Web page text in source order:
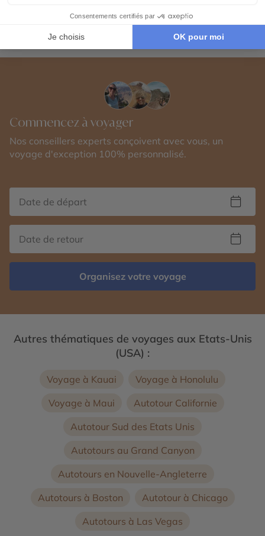
Voir tous nos Voyages Etats-Unis (USA) (114)
Commencez à voyager
Nos conseillers experts conçoivent avec vous, un
voyage d'exception 100% personnalisé.
Organisez votre voyage
Autres thématiques de voyages aux Etats-Unis
(USA) :
Voyage à Kauai
Voyage à Honolulu
Voyage à Maui
Autotour Californie
Autotour Sud des Etats Unis
Autotours au Grand Canyon
Autotours en Nouvelle-Angleterre
Autotours à Boston
Autotour à Chicago
Autotours à Las Vegas